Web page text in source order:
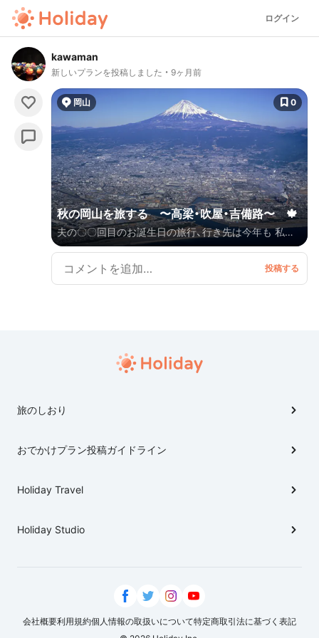
ログイン
kawaman
新しいプランを投稿しました 9ヶ月前
岡山 0
秋の岡山を旅する 〜高梁・吹屋・吉備路〜 🍁
夫の〇〇回目のお誕生日の旅行、行き先は今年も 私の
希望で計画しました。 日程 2025.11.18(火)〜
11.20(木) 交通手段 車 高速道路の工事渋滞、のんびり
見学していて行けなかった場所、天気予報が大外れで、
旅のしおり
おでかけプラン投稿ガイドライン
Holiday Travel
Holiday Studio
会社概要利用規約個人情報の取扱いについて特定商取引法に基づく表記